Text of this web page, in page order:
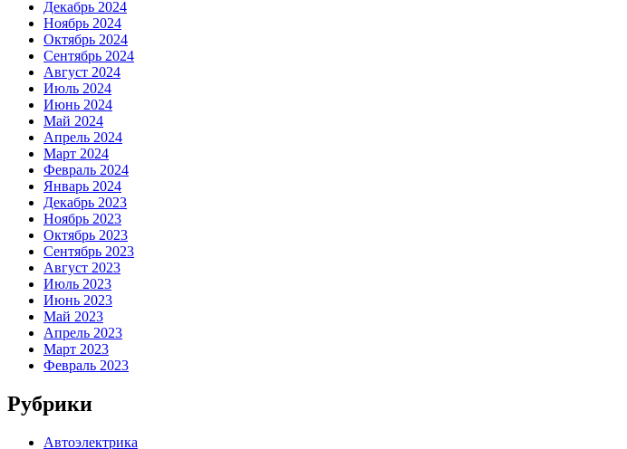
Декабрь 2024
Ноябрь 2024
Октябрь 2024
Сентябрь 2024
Август 2024
Июль 2024
Июнь 2024
Май 2024
Апрель 2024
Март 2024
Февраль 2024
Январь 2024
Декабрь 2023
Ноябрь 2023
Октябрь 2023
Сентябрь 2023
Август 2023
Июль 2023
Июнь 2023
Май 2023
Апрель 2023
Март 2023
Февраль 2023
Рубрики
Автоэлектрика